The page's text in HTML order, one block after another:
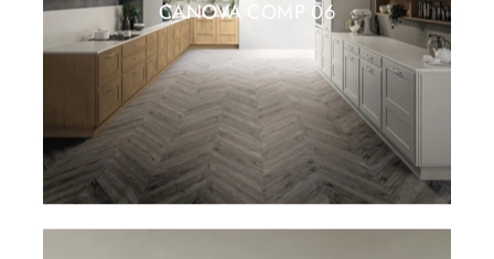
CANOVA COMP 06